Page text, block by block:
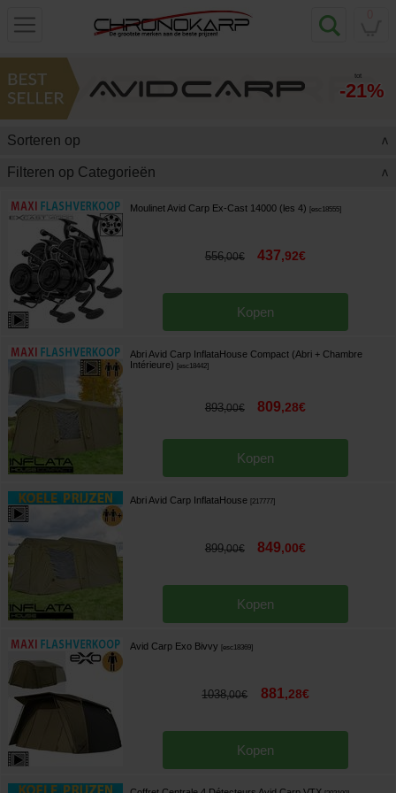
tot
-21%
Sorteren op >
Filteren op Categorieën >
Moulinet Avid Carp Ex-Cast 14000 (les 4) [esc18555]
556,00€ 437,92€
Kopen
Abri Avid Carp InflataHouse Compact (Abri + Chambre
Intérieure)
[esc18442]
893,00€ 809,28€
Kopen
Abri Avid Carp InflataHouse 217777]
899,00€ 849,00€
Kopen
Avid Carp Exo Bivvy [esc18369]
1038,00€ 881,28€
Kopen